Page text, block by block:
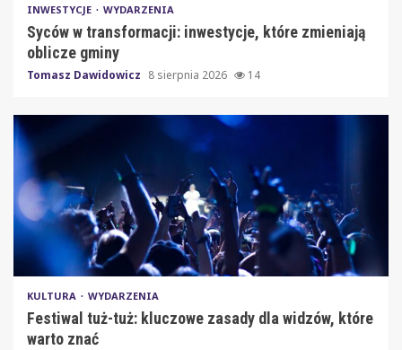
INWESTYCJE WYDARZENIA
Syców w transformacji: inwestycje, które zmieniają
oblicze gminy
Tomasz Dawidowicz 8 sierpnia 2026 14
KULTURA WYDARZENIA
Festiwal tuż-tuż: kluczowe zasady dla widzów, które
warto znać